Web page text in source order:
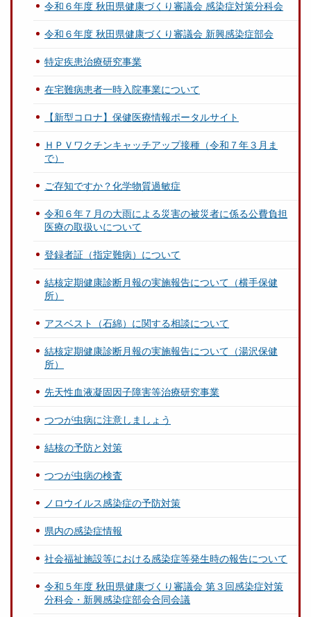
令和６年度 秋田県健康づくり審議会 感染症対策分科会
令和６年度 秋田県健康づくり審議会 新興感染症部会
特定疾患治療研究事業
在宅難病患者一時入院事業について
【新型コロナ】保健医療情報ポータルサイト
ＨＰＶワクチンキャッチアップ接種（令和７年３月ま
で）
ご存知ですか？化学物質過敏症
令和６年７月の大雨による災害の被災者に係る公費負担
医療の取扱いについて
登録者証（指定難病）について
結核定期健康診断月報の実施報告について（横手保健
所）
アスベスト（石綿）に関する相談について
結核定期健康診断月報の実施報告について（湯沢保健
所）
先天性血液凝固因子障害等治療研究事業
つつが虫病に注意しましょう
結核の予防と対策
つつが虫病の検査
ノロウイルス感染症の予防対策
県内の感染症情報
社会福祉施設等における感染症等発生時の報告について
令和５年度 秋田県健康づくり審議会 第３回感染症対策
分科会・新興感染症部会合同会議